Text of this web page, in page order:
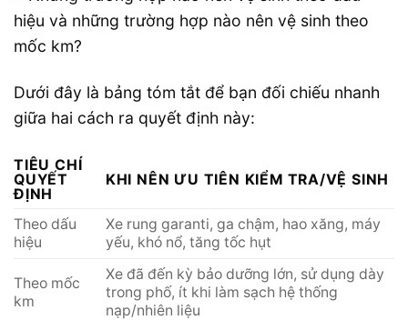
Dưới đây là bảng tóm tắt để bạn đối chiếu nhanh
giữa hai cách ra quyết định này:
TIÊU CHÍ
QUYẾT
ĐỊNH
KHI NÊN ƯU TIÊN KIỂM TRA/VỆ SINH
Theo dấu
hiệu
Xe rung garanti, ga chậm, hao xăng, máy
yếu, khó nổ, tăng tốc hụt
Theo mốc
km
Xe đã đến kỳ bảo dưỡng lớn, sử dụng dày
trong phố, ít khi làm sạch hệ thống
nạp/nhiên liệu